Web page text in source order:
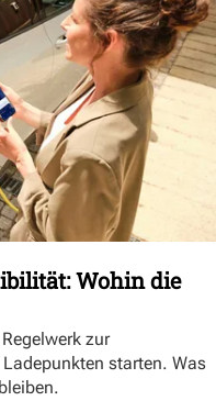
Wohin die
zur
starten. Was